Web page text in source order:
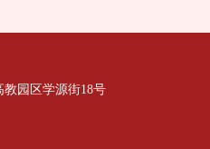
教园区学源街18号